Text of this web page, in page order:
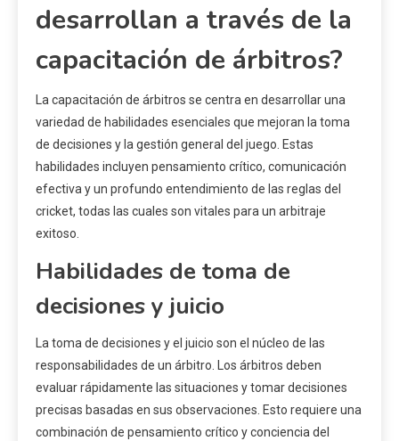
desarrollan a través de la
capacitación de árbitros?
La capacitación de árbitros se centra en desarrollar una
variedad de habilidades esenciales que mejoran la toma
de decisiones y la gestión general del juego. Estas
habilidades incluyen pensamiento crítico, comunicación
efectiva y un profundo entendimiento de las reglas del
cricket, todas las cuales son vitales para un arbitraje
exitoso.
Habilidades de toma de
decisiones y juicio
La toma de decisiones y el juicio son el núcleo de las
responsabilidades de un árbitro. Los árbitros deben
evaluar rápidamente las situaciones y tomar decisiones
precisas basadas en sus observaciones. Esto requiere una
combinación de pensamiento crítico y conciencia del